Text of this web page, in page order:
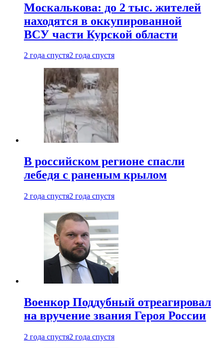
Москалькова: до 2 тыс. жителей
находятся в оккупированной
ВСУ части Курской области
2 года спустя2 года спустя
В российском регионе спасли
лебедя с раненым крылом
2 года спустя2 года спустя
Военкор Поддубный отреагировал
на вручение звания Героя России
2 года спустя2 года спустя